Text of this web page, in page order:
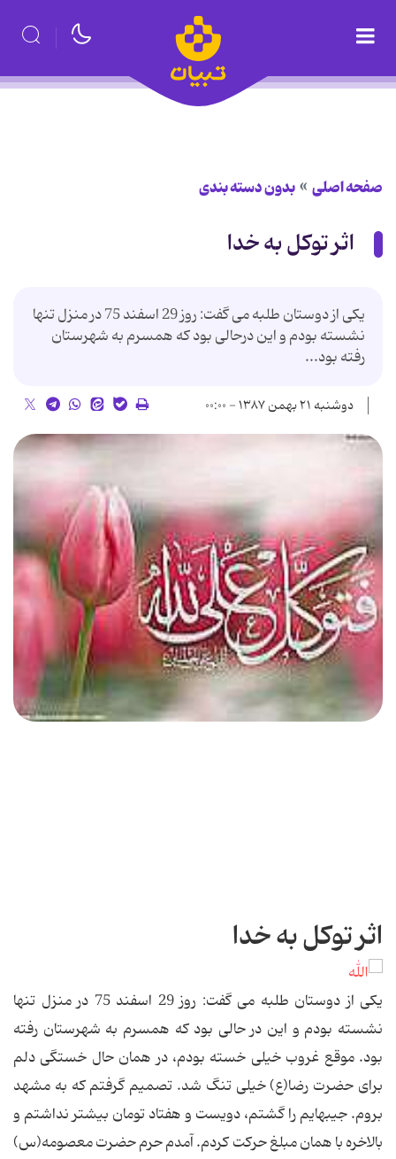
صفحه اصلی بدون دسته بندی
اثر توکل به خدا
یکی از دوستان طلبه می گفت: روز 29 اسفند 75 در منزل تنها
نشسته بودم و این درحالی بود که همسرم به شهرستان
رفته بود...
دوشنبه ۲۱ بهمن ۱۳۸۷ - ۰۰:۰۰
اثر توکل به خدا
یکی از دوستان طلبه می گفت: روز 29 اسفند 75 در منزل تنها
نشسته بودم و این در حالی بود که همسرم به شهرستان رفته
بود. موقع غروب خیلی خسته بودم، در همان حال خستگی دلم
برای حضرت رضا(ع) خیلی تنگ شد. تصمیم گرفتم که به مشهد
بروم. جیبهایم را گشتم، دویست و هفتاد تومان بیشتر نداشتم و
بالاخره با همان مبلغ حرکت کردم. آمدم حرم حضرت معصومه(س)